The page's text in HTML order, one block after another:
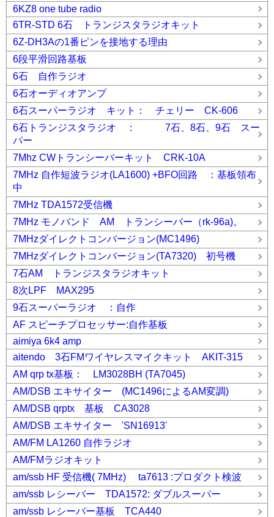
6KZ8 one tube radio
6TR-STD 6石 トランジスタラジオキット
6Z-DH3Aの1番ピンを接地する理由
6段平滑回路基板
6石 自作ラジオ
6石オーディオアンプ
6石スーパーラジオ キット： チェリー CK-606
6石トランジスタラジオ ： 7石、8石、9石 スー
パー
7Mhz CWトランシーバーキット CRK-10A
7MHz 自作短波ラジオ(LA1600) +BFO回路 ：基板領布
中
7MHz TDA1572受信機
7MHz モノバンド AM トランシーバー（rk-96a)。
7MHzダイレクトコンバージョン(MC1496)
7MHzダイレクトコンバージョン(TA7320) 初号機
7石AM トランジスタラジオキット
8次LPF MAX295
9石スーパーラジオ ：自作
AF スピーチプロセッサー:自作基板
aimiya 6k4 amp
aitendo 3石FMワイヤレスマイクキット AKIT-315
AM qrp tx基板： LM3028BH (TA7045)
AM/DSB エキサイター (MC1496によるAM変調)
AM/DSB qrptx 基板 CA3028
AM/DSB エキサイター 'SN16913'
AM/FM LA1260 自作ラジオ
AM/FMラジオキット
am/ssb HF 受信機( 7MHz) ta7613 :プロダクト検波
am/ssb レシーバー TDA1572: ダブルスーパー
am/ssb レシーバー基板 TCA440